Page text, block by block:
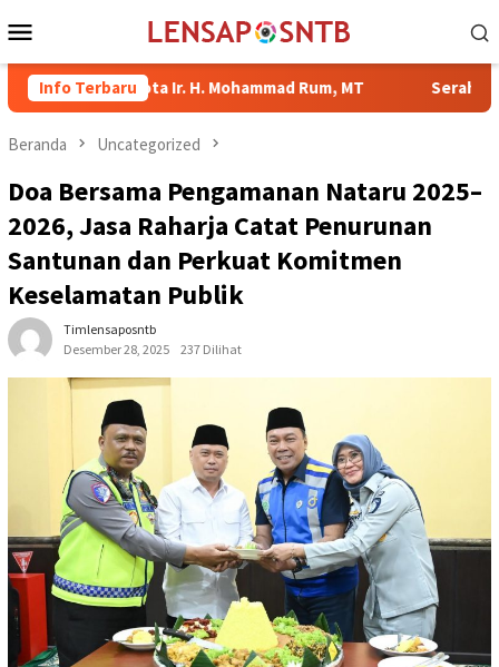
ke
Mobile
Info Terbaru
Kota Ir. H. Mohammad Rum, MT Serahkan Bantuan di
Beranda Uncategorized
Doa Bersama Pengamanan Nataru 2025–
2026, Jasa Raharja Catat Penurunan
Santunan dan Perkuat Komitmen
Keselamatan Publik
Timlensaposntb
Desember 28, 2025
237 Dilihat